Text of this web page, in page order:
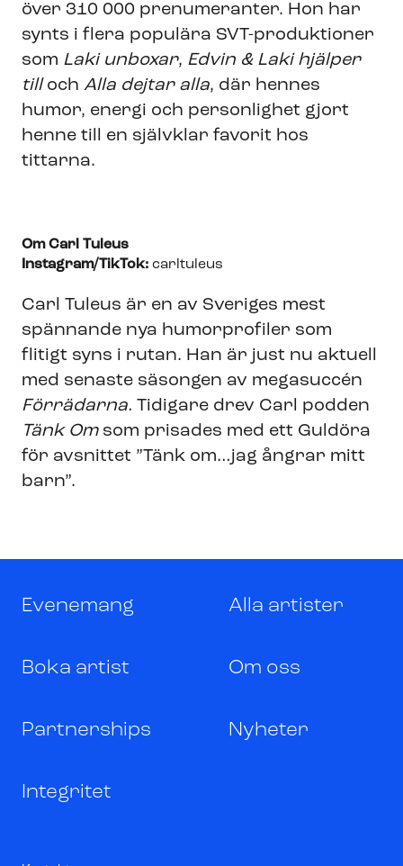
över 310 000 prenumeranter. Hon har
synts i flera populära SVT-produktioner
som Laki unboxar, Edvin & Laki hjälper
tilloch Alla dejtar alla, där hennes
humor, energi och personlighet gjort
henne till en självklar favorit hos
tittarna.
Om Carl Tuleus
Instagram/TikTok: carltuleus
Carl Tuleus är en av Sveriges mest
spännande nya humorprofiler som
flitigt syns i rutan. Han är just nu aktuell
med senaste säsongen av megasuccén
Förrädarna. Tidigare drev Carl podden
Tänk Om som prisades med ett Guldöra
för avsnittet ”Tänk om…jag ångrar mitt
barn”.
Evenemang Alla artister
Boka artist Om oss
Partnerships Nyheter
Integritet